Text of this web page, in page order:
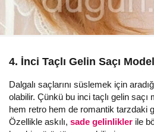
4. İnci Taçlı Gelin Saçı
Dalgalı saçlarını süslemek için
olabilir. Çünkü bu inci taçlı gelin
hem retro hem de romantik tarzdaki
Özellikle askılı, sade gelinlikler ile